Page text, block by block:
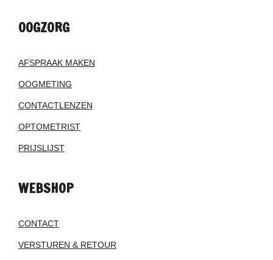
OOGZORG
AFSPRAAK MAKEN
OOGMETING
CONTACTLENZEN
OPTOMETRIST
PRIJSLIJST
WEBSHOP
CONTACT
VERSTUREN & RETOUR